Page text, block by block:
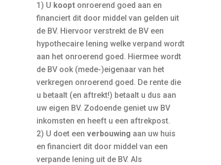
1) U koopt onroerend goed aan en
financiert dit door middel van gelden uit
de BV. Hiervoor verstrekt de BV een
hypothecaire lening welke verpand wordt
aan het onroerend goed. Hiermee wordt
de BV ook (mede-)eigenaar van het
verkregen onroerend goed. De rente die
u betaalt (en aftrekt!) betaalt u dus aan
uw eigen BV. Zodoende geniet uw BV
inkomsten en heeft u een aftrekpost.
2) U doet een verbouwing aan uw huis
en financiert dit door middel van een
verpande lening uit de BV. Als